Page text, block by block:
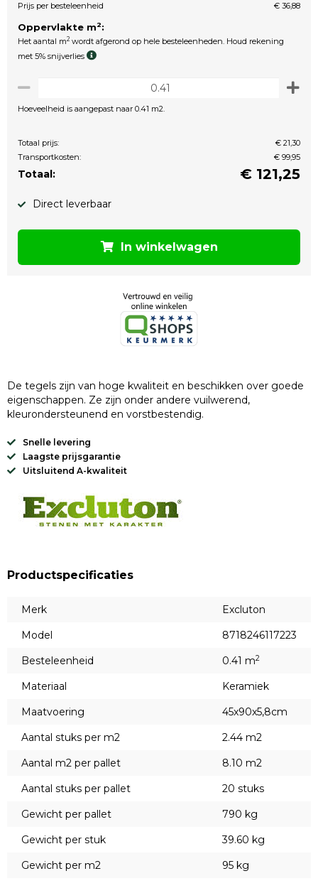
Prijs per besteleenheid
€ 36,88
Oppervlakte m2:
Het aantal m2 wordt afgerond op hele besteleenheden. Houd rekening
met 5% snijverlies
Hoeveelheid is aangepast naar 0.41 m2.
Totaal prijs:
€ 21,30
Transportkosten:
€ 99,95
Totaal: € 121,25
Direct leverbaar
In winkelwagen
De tegels zijn van hoge kwaliteit en beschikken over goede
eigenschappen. Ze zijn onder andere vuilwerend,
kleurondersteunend en vorstbestendig.
Snelle levering
Laagste prijsgarantie
Uitsluitend A-kwaliteit
Productspecificaties
Merk
Excluton
Model
8718246117223
Besteleenheid
0.41 m2
Materiaal
Keramiek
Maatvoering
45x90x5,8cm
Aantal stuks per m2
2.44 m2
Aantal m2 per pallet
8.10 m2
Aantal stuks per pallet
20 stuks
Gewicht per pallet
790 kg
Gewicht per stuk
39.60 kg
Gewicht per m2
95 kg